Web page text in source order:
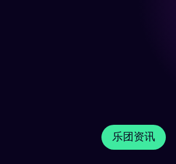
乐团资讯